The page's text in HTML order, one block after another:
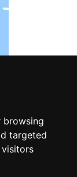
browsing
targeted